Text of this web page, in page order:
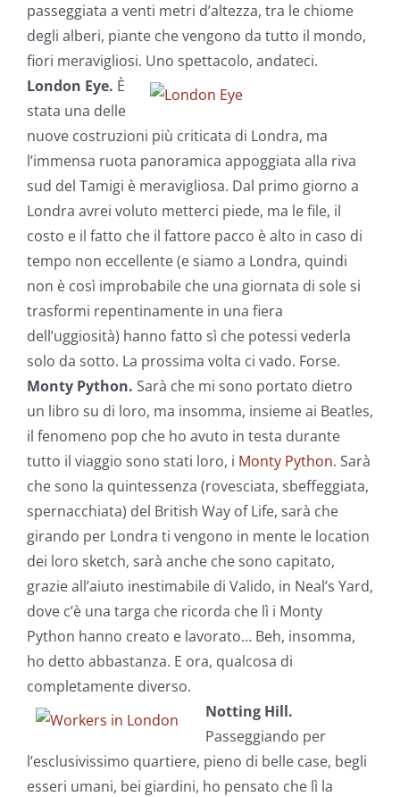
passeggiata a venti metri d’altezza, tra le chiome
degli alberi, piante che vengono da tutto il mondo,
fiori meravigliosi. Uno spettacolo, andateci.
London Eye. È
stata una delle
nuove costruzioni più criticata di Londra, ma
l’immensa ruota panoramica appoggiata alla riva
sud del Tamigi è meravigliosa. Dal primo giorno a
Londra avrei voluto metterci piede, ma le file, il
costo e il fatto che il fattore pacco è alto in caso di
tempo non eccellente (e siamo a Londra, quindi
non è così improbabile che una giornata di sole si
trasformi repentinamente in una fiera
dell’uggiosità) hanno fatto sì che potessi vederla
solo da sotto. La prossima volta ci vado. Forse.
Monty Python. Sarà che mi sono portato dietro
un libro su di loro, ma insomma, insieme ai Beatles,
il fenomeno pop che ho avuto in testa durante
tutto il viaggio sono stati loro, i Monty Python. Sarà
che sono la quintessenza (rovesciata, sbeffeggiata,
spernacchiata) del British Way of Life, sarà che
girando per Londra ti vengono in mente le location
dei loro sketch, sarà anche che sono capitato,
grazie all’aiuto inestimabile di Valido, in Neal’s Yard,
dove c’è una targa che ricorda che lì i Monty
Python hanno creato e lavorato… Beh, insomma,
ho detto abbastanza. E ora, qualcosa di
completamente diverso.
Notting Hill.
Passeggiando per
l’esclusivissimo quartiere, pieno di belle case, begli
esseri umani, bei giardini, ho pensato che lì la